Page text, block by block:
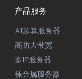
产品服务
AI超算服务器
高防大带宽
多IP服务器
裸金属服务器